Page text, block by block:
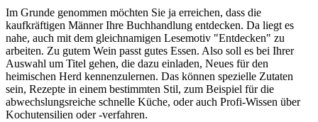
Im Grunde genommen möchten Sie ja erreichen, dass die
kaufkräftigen Männer Ihre Buchhandlung entdecken. Da liegt es
nahe, auch mit dem gleichnamigen Lesemotiv "Entdecken" zu
arbeiten. Zu gutem Wein passt gutes Essen. Also soll es bei Ihrer
Auswahl um Titel gehen, die dazu einladen, Neues für den
heimischen Herd kennenzulernen. Das können spezielle Zutaten
sein, Rezepte in einem bestimmten Stil, zum Beispiel für die
abwechslungsreiche schnelle Küche, oder auch Profi-Wissen über
Kochutensilien oder -verfahren.